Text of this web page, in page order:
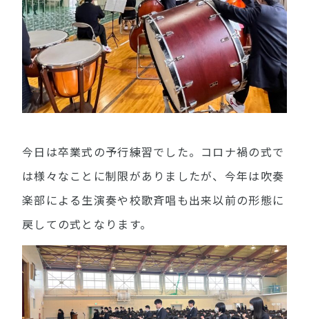
今日は卒業式の予行練習でした。コロナ禍の式で
は様々なことに制限がありましたが、今年は吹奏
楽部による生演奏や校歌斉唱も出来以前の形態に
戻しての式となります。